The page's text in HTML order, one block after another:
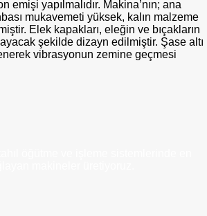
emişi yapılmalıdır. Makina’nın; ana
mukavemeti yüksek, kalın malzeme
Elek kapakları, eleğin ve bıçakların
şekilde dizayn edilmiştir. Şase altı
vibrasyonun zemine geçmesi